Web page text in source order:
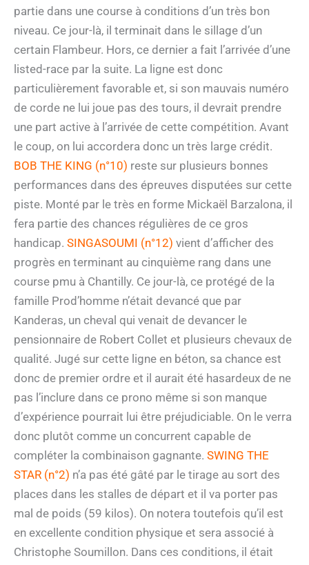
partie dans une course à conditions d’un très bon
niveau. Ce jour-là, il terminait dans le sillage d’un
certain Flambeur. Hors, ce dernier a fait l’arrivée d’une
listed-race par la suite. La ligne est donc
particulièrement favorable et, si son mauvais numéro
de corde ne lui joue pas des tours, il devrait prendre
une part active à l’arrivée de cette compétition. Avant
le coup, on lui accordera donc un très large crédit.
BOB THE KING (n°10) reste sur plusieurs bonnes
performances dans des épreuves disputées sur cette
piste. Monté par le très en forme Mickaël Barzalona, il
fera partie des chances régulières de ce gros
handicap. SINGASOUMI (n°12) vient d’afficher des
progrès en terminant au cinquième rang dans une
course pmu à Chantilly. Ce jour-là, ce protégé de la
famille Prod’homme n’était devancé que par
Kanderas, un cheval qui venait de devancer le
pensionnaire de Robert Collet et plusieurs chevaux de
qualité. Jugé sur cette ligne en béton, sa chance est
donc de premier ordre et il aurait été hasardeux de ne
pas l’inclure dans ce prono même si son manque
d’expérience pourrait lui être préjudiciable. On le verra
donc plutôt comme un concurrent capable de
compléter la combinaison gagnante. SWING THE
STAR (n°2) n’a pas été gâté par le tirage au sort des
places dans les stalles de départ et il va porter pas
mal de poids (59 kilos). On notera toutefois qu’il est
en excellente condition physique et sera associé à
Christophe Soumillon. Dans ces conditions, il était